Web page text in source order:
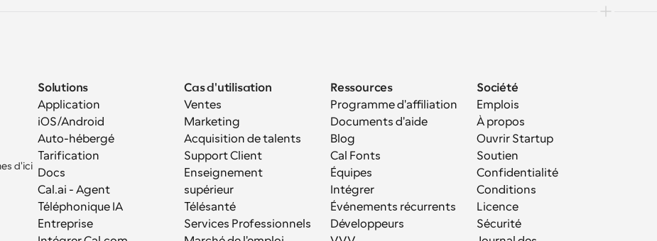
d'ici
Solutions
Application
iOS/Android
Auto-hébergé
Tarification
Docs
Cal.ai - Agent
Téléphonique IA
Entreprise
Cas d'utilisation
Ventes
Marketing
Acquisition de talents
Support Client
Enseignement
supérieur
Télésanté
Services Professionnels
Ressources
Programme d'affiliation
Documents d'aide
Blog
Cal Fonts
Équipes
Intégrer
Événements récurrents
Développeurs
Société
Emplois
À propos
Ouvrir Startup
Soutien
Confidentialité
Conditions
Licence
Sécurité